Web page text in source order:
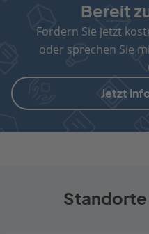
Bereit
Fordern Sie jetzt
oder sprechen Sie
Jetzt
Standorte